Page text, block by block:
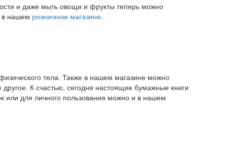
и даже мыть овощи и фрукты теперь можно
в нашем розничном магазине.
тела. Также в нашем магазине можно
К счастью, сегодня настоящие бумажные книги
или для личного пользования можно и в нашем